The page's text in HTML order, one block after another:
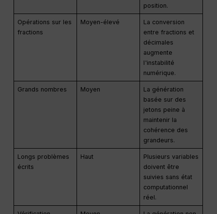
position.
Opérations sur les
fractions
Moyen-élevé
La conversion
entre fractions et
décimales
augmente
l'instabilité
numérique.
Grands nombres Moyen
La génération
basée sur des
jetons peine à
maintenir la
cohérence des
grandeurs.
Longs problèmes
écrits
Haut
Plusieurs variables
doivent être
suivies sans état
computationnel
réel.